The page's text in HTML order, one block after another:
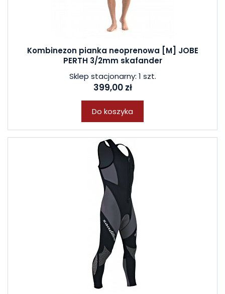
Kombinezon pianka neoprenowa [M] JOBE
PERTH 3/2mm skafander
Sklep stacjonarny: 1 szt.
399,00 zł
Do koszyka